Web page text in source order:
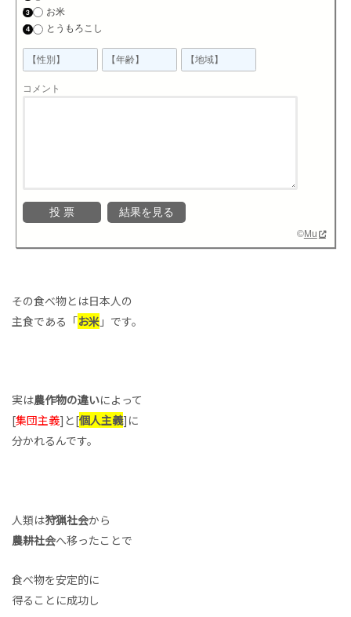
お米
とうもろこし
コメント
©Mu
その食べ物とは日本人の
主食である「お米 」です。
実は農作物の違いによって
[集団主義]と[個人主義]に
分かれるんです。
人類は狩猟社会から
農耕社会へ移ったことで
食べ物を安定的に
得ることに成功し